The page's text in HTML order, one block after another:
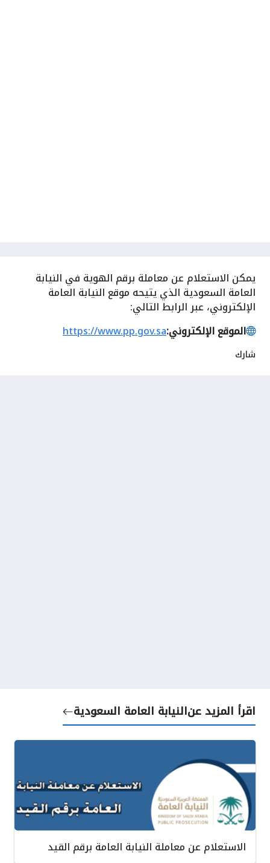
يمكن الاستعلام عن معاملة برقم الهوية في النيابة
العامة السعودية الذي يتيحه موقع النيابة العامة
الإلكتروني، عبر الرابط التالي:
الموقع الإلكتروني:https://www.pp.gov.sa
شارك
اقرأ المزيد عنالنيابة العامة السعودية
الاستعلام عن معاملة النيابة العامة برقم القيد